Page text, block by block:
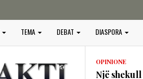
TEMA DEBAT DIASPORA
Vendimet
Një